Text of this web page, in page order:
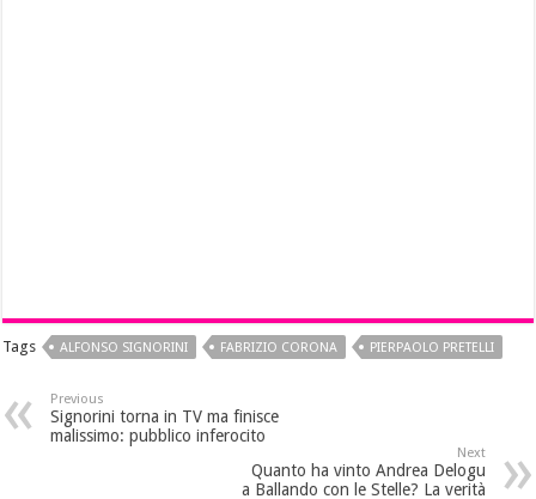
Tags ALFONSO SIGNORINI FABRIZIO CORONA PIERPAOLO PRETELLI
Previous
Signorini torna in TV ma finisce
malissimo: pubblico inferocito
Next
Quanto ha vinto Andrea Delogu
a Ballando con le Stelle? La verità